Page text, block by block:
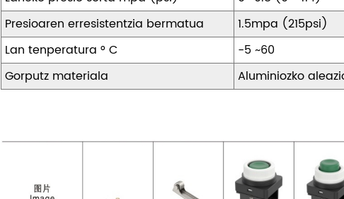
Presioaren erresistentzia bermatua
1.5mpa (215psi)
Lan tenperatura ° C
-5 ~60
Gorputz materiala
Aluminiozko